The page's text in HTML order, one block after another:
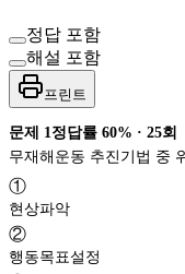
정답 포함
해설 포함
프린트
문제 1 정답률 60% · 25회
무재해운동 추진기법 중
①
현상파악
②
행동목표설정